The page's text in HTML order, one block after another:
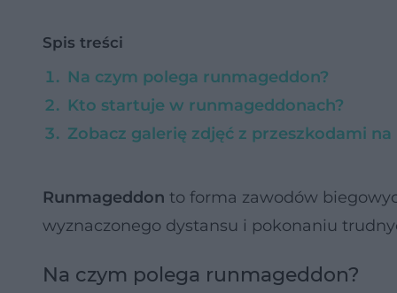
Spis treści
Na czym polega runmageddon?
Kto startuje w runmageddonach?
Zobacz galerię zdjęć z przeszkodami
Runmageddon to forma zawodów
wyznaczonego dystansu i pokonaniu
Na czym polega runmageddon?